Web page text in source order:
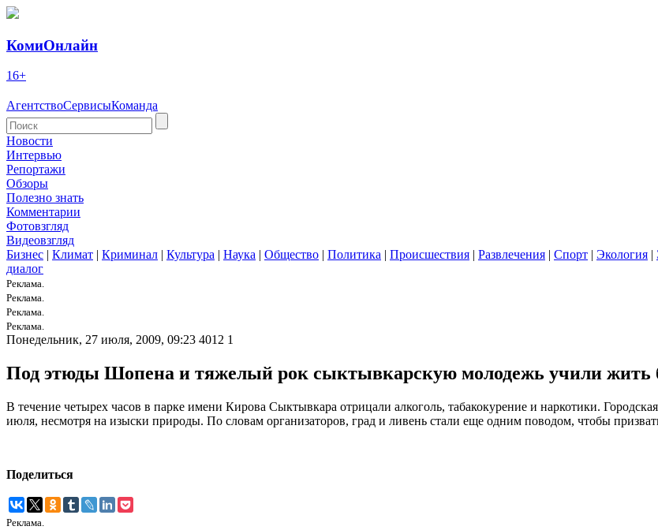
КомиОнлайн
16+
АгентствоСервисыКоманда
Новости
Интервью
Репортажи
Обзоры
Полезно знать
Комментарии
Фотовзгляд
Видеовзгляд
Бизнес | Климат | Криминал | Культура | Наука | Общество | Политика | Происшествия | Развлечения | Спорт | Экология |
диалог
Реклама.
Реклама.
Реклама.
Реклама.
Понедельник, 27 июля, 2009, 09:23 4012 1
Под этюды Шопена и тяжелый рок сыктывкарскую молодежь учили жить
В течение четырех часов в парке имени Кирова Сыктывкара отрицали алкоголь, табакокурение и наркотики.
июля, несмотря на изыски природы. По словам организаторов, град и ливень стали еще одним поводом, чтобы
Поделиться
Реклама.